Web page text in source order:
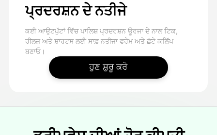
ਪ੍ਰਦਰਸ਼ਨ ਦੇ ਨਤੀਜੇ
ਕਈ ਆਉਟਪੁੱਟਾਂ ਵਿੱਚ ਪਾਲਿਸ਼ ਪ੍ਰਦਰਸ਼ਨ ਊਰਜਾ ਦੇ ਨਾਲ ਟਿਕ,
ਰੀਲਜ਼ ਅਤੇ ਸ਼ਾਰਟਸ ਲਈ ਸਾਫ਼ ਨਤੀਜਾ ਫਰੇਮ ਅਤੇ ਛੋਟੇ ਕਲਿੱਪ
ਬਣਾਓ।
ਹੁਣ ਸ਼ੁਰੂ ਕਰੋ